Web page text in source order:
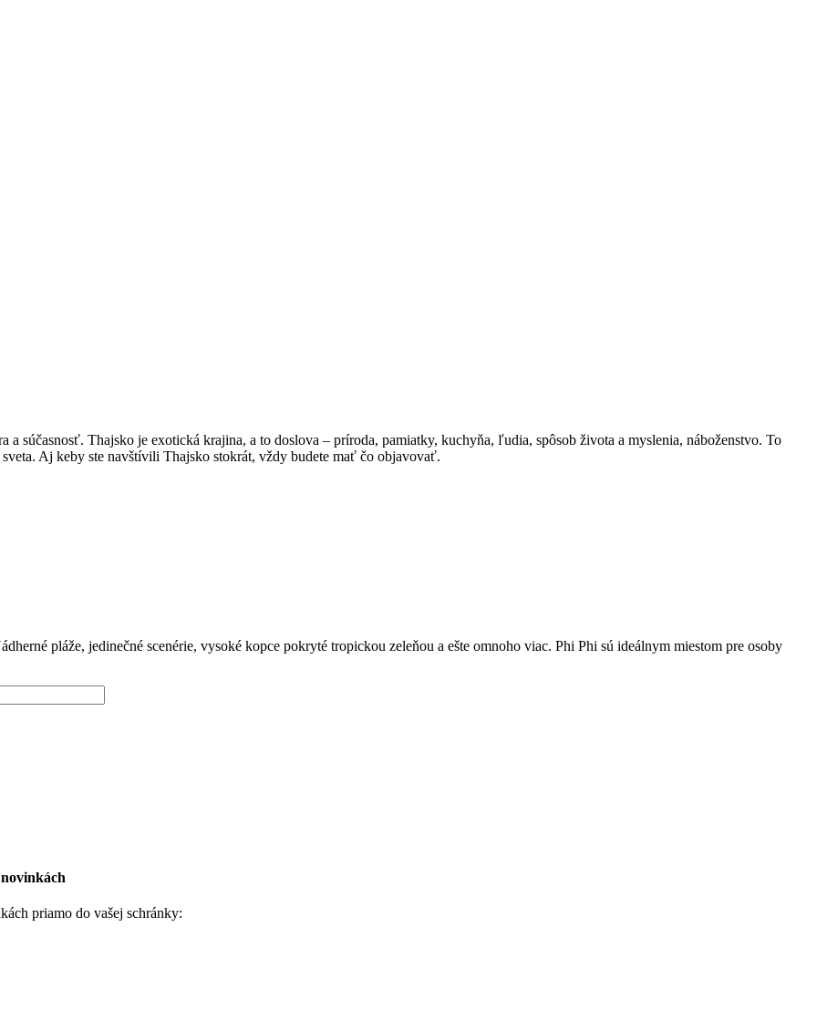
a súčasnosť. Thajsko je exotická krajina, a to doslova – príroda, pamiatky, kuchyňa, ľudia, spôsob života a myslenia, náboženstvo. To
Aj keby ste navštívili Thajsko stokrát, vždy budete mať čo objavovať.
pláže, jedinečné scenérie, vysoké kopce pokryté tropickou zeleňou a ešte omnoho viac. Phi Phi sú ideálnym miestom pre osoby
priamo do vašej schránky: